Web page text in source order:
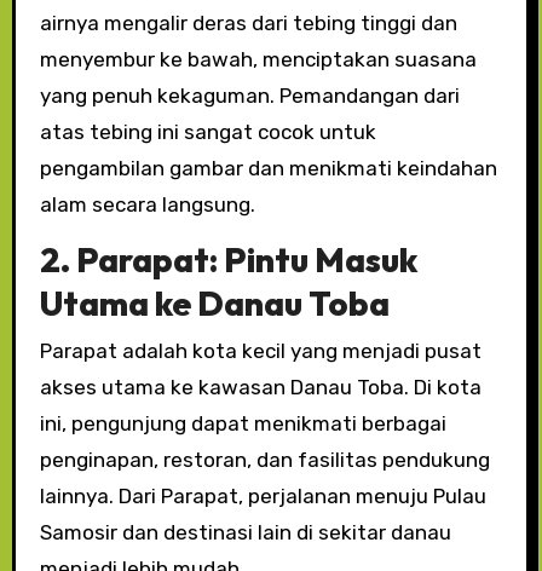
airnya mengalir deras dari tebing tinggi dan
menyembur ke bawah, menciptakan suasana
yang penuh kekaguman. Pemandangan dari
atas tebing ini sangat cocok untuk
pengambilan gambar dan menikmati keindahan
alam secara langsung.
2. Parapat: Pintu Masuk
Utama ke Danau Toba
Parapat adalah kota kecil yang menjadi pusat
akses utama ke kawasan Danau Toba. Di kota
ini, pengunjung dapat menikmati berbagai
penginapan, restoran, dan fasilitas pendukung
lainnya. Dari Parapat, perjalanan menuju Pulau
Samosir dan destinasi lain di sekitar danau